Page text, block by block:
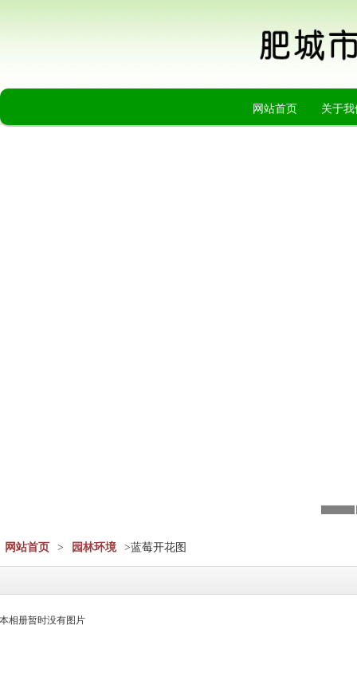
网站首页 关于我
网站首页 > 园林环境 >蓝莓开花图
本相册暂时没有图片